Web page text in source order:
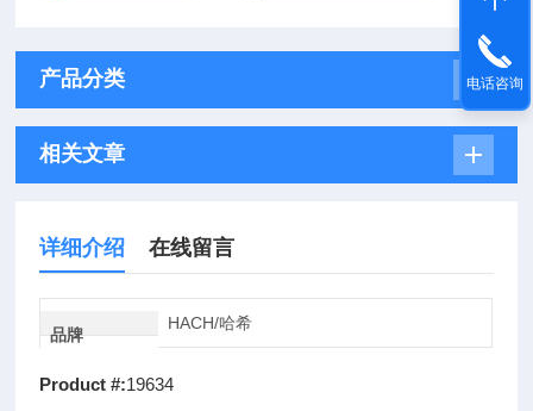
产品分类
相关文章
详细介绍 在线留言
品牌
HACH/哈希
Product #:19634
电话咨询